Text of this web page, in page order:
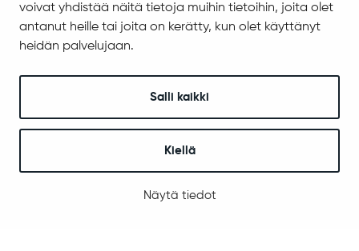
voivat yhdistää näitä tietoja muihin tietoihin, joita olet
antanut heille tai joita on kerätty, kun olet käyttänyt
heidän palvelujaan.
Salli kaikki
Kiellä
Näytä tiedot
Kaikki yhteystiedot
Henkilökunnan intranet
Seuraa meitä